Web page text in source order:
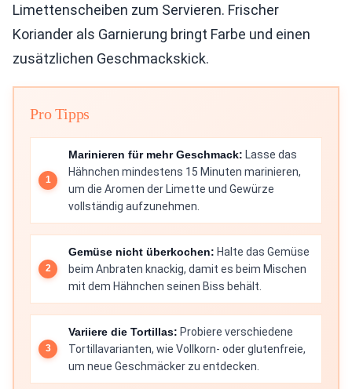
Limettenscheiben zum Servieren. Frischer
Koriander als Garnierung bringt Farbe und einen
zusätzlichen Geschmackskick.
Pro Tipps
Marinieren für mehr Geschmack: Lasse das
Hähnchen mindestens 15 Minuten marinieren,
um die Aromen der Limette und Gewürze
vollständig aufzunehmen.
Gemüse nicht überkochen: Halte das Gemüse
beim Anbraten knackig, damit es beim Mischen
mit dem Hähnchen seinen Biss behält.
Variiere die Tortillas: Probiere verschiedene
Tortillavarianten, wie Vollkorn- oder glutenfreie,
um neue Geschmäcker zu entdecken.